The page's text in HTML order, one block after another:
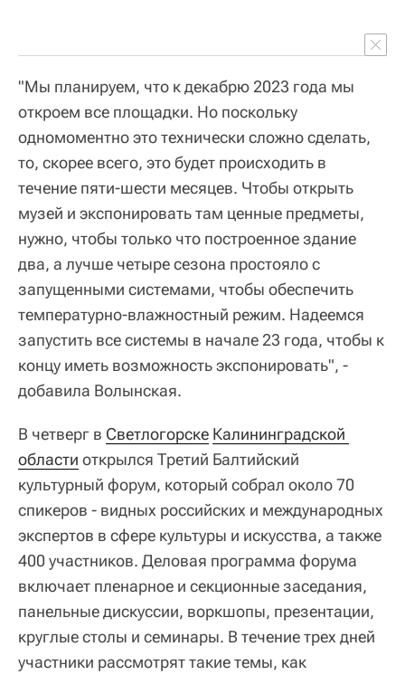
"Мы планируем, что к декабрю 2023 года мы
откроем все площадки. Но поскольку
одномоментно это технически сложно сделать,
то, скорее всего, это будет происходить в
течение пяти-шести месяцев. Чтобы открыть
музей и экспонировать там ценные предметы,
нужно, чтобы только что построенное здание
два, а лучше четыре сезона простояло с
запущенными системами, чтобы обеспечить
температурно-влажностный режим. Надеемся
запустить все системы в начале 23 года, чтобы к
концу иметь возможность экспонировать", -
добавила Волынская.
В четверг в Светлогорске Калининградской
области открылся Третий Балтийский
культурный форум, который собрал около 70
спикеров - видных российских и международных
экспертов в сфере культуры и искусства, а также
400 участников. Деловая программа форума
включает пленарное и секционные заседания,
панельные дискуссии, воркшопы, презентации,
круглые столы и семинары. В течение трех дней
участники рассмотрят такие темы, как